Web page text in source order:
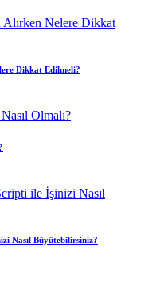
Dikkat Edilmeli?
Nasıl Büyütebilirsiniz?